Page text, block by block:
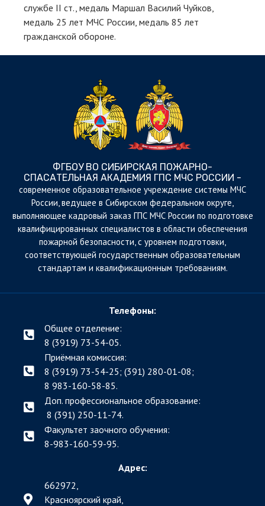
службе II ст., медаль Маршал Василий Чуйков,
медаль 25 лет МЧС России, медаль 85 лет
гражданской обороне.
ФГБОУ ВО СИБИРСКАЯ ПОЖАРНО-
СПАСАТЕЛЬНАЯ АКАДЕМИЯ ГПС МЧС РОССИИ -
cовременное образовательное учреждение системы МЧС
России, ведущее в Сибирском федеральном округе,
выполняющее кадровый заказ ГПС МЧС России по подготовке
квалифицированных специалистов в области обеспечения
пожарной безопасности, с уровнем подготовки,
соответствующей государственным образовательным
стандартам и квалификационным требованиям.
Телефоны:
Общее отделение:
8 (3919) 73-54-05.
Приёмная комиссия:
8 (3919) 73-54-25; (391) 280-01-08;
8 983-160-58-85.
Доп. профессиональное образование:
8 (391) 250-11-74.
Факультет заочного обучения:
8-983-160-59-95.
Адрес:
662972,
Красноярский край,